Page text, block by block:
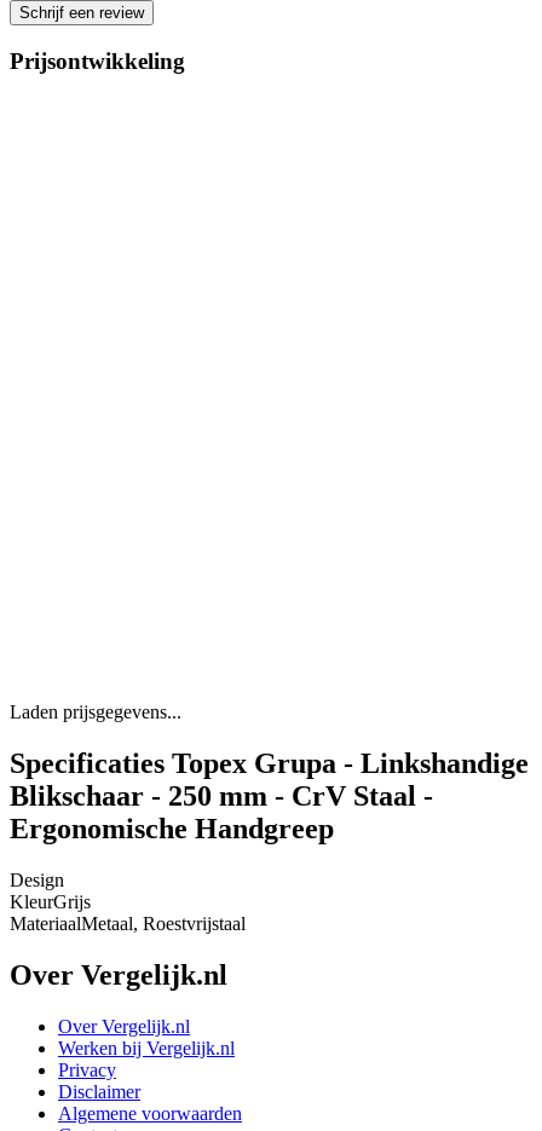
Schrijf een review
Prijsontwikkeling
Laden prijsgegevens...
Specificaties Topex Grupa - Linkshandige
Blikschaar - 250 mm - CrV Staal -
Ergonomische Handgreep
Design
KleurGrijs
MateriaalMetaal, Roestvrijstaal
Over Vergelijk.nl
Over Vergelijk.nl
Werken bij Vergelijk.nl
Privacy
Disclaimer
Algemene voorwaarden